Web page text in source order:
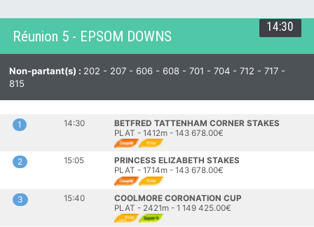
14:30
Réunion 5 - EPSOM DOWNS
Non-partant(s) : 202 - 207 - 606 - 608 - 701 - 704 - 712 - 717 -
815
1 14:30
BETFRED TATTENHAM CORNER STAKES
PLAT - 1412m - 143 678.00€
2 15:05
PRINCESS ELIZABETH STAKES
PLAT - 1714m - 143 678.00€
3 15:40
COOLMORE CORONATION CUP
PLAT - 2421m - 1 149 425.00€